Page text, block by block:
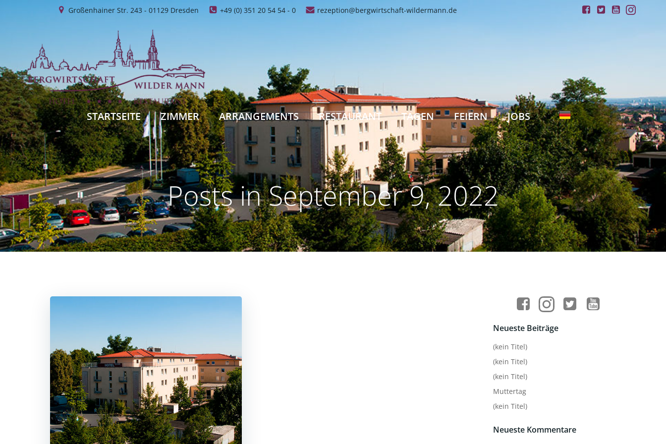
Großenhainer Str. 243 - 01129 Dresden +49 (0) 351 20 54 54 - 0 rezeption@bergwirtschaft-wildermann.de
STARTSEITE ZIMMER ARRANGEMENTS RESTAURANT TAGEN FEIERN JOBS
Posts in September 9, 2022
Neueste Beiträge
(kein Titel)
(kein Titel)
(kein Titel)
Muttertag
(kein Titel)
Neueste Kommentare